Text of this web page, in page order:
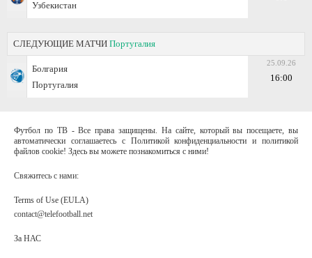
Узбекистан
СЛЕДУЮЩИЕ МАТЧИ Португалия
Болгария
Португалия
25.09.26
16:00
Футбол по ТВ - Все права защищены. На сайте, который вы посещаете, вы
автоматически соглашаетесь с Политикой конфиденциальности и политикой
файлов cookie! Здесь вы можете познакомиться с ними!
Свяжитесь с нами:
Terms of Use (EULA)
contact@telefootball.net
За НАС